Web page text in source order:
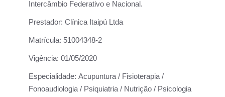
Intercâmbio Federativo e Nacional.
Prestador: Clínica Itaipú Ltda
Matrícula: 51004348-2
Vigência: 01/05/2020
Especialidade: Acupuntura / Fisioterapia /
Fonoaudiologia / Psiquiatria / Nutrição / Psicologia